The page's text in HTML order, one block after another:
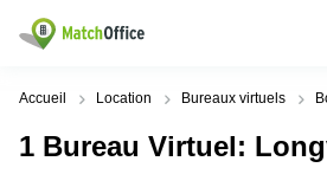
Rechercher / publier
Pages
Villes
Recherches
Aide
Accueil Location Bureaux virtuels
1 Bureau Virtuel: